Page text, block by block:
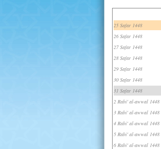
25 Safar 1448
26 Safar 1448
27 Safar 1448
28 Safar 1448
29 Safar 1448
30 Safar 1448
31 Safar 1448
2 Rabi' al-awwal 1448
3 Rabi' al-awwal 1448
4 Rabi' al-awwal 1448
5 Rabi' al-awwal 1448
6 Rabi' al-awwal 1448